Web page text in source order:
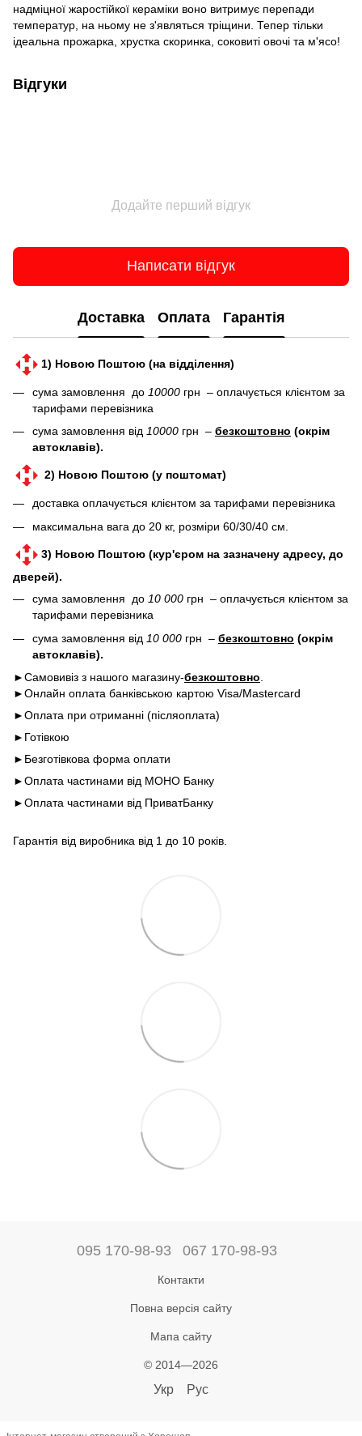
надміцної жаростійкої кераміки воно витримує перепади
температур, на ньому не з'являться тріщини. Тепер тільки
ідеальна прожарка, хрустка скоринка, соковиті овочі та м'ясо!
Відгуки
Додайте перший відгук
Написати відгук
Доставка Оплата Гарантія
1) Новою Поштою (на відділення)
сума замовлення до 10000 грн – оплачується клієнтом за
тарифами перевізника
сума замовлення від 10000 грн – безкоштовно (окрім
автоклавів).
2) Новою Поштою (у поштомат)
доставка оплачується клієнтом за тарифами перевізника
максимальна вага до 20 кг, розміри 60/30/40 см.
3) Новою Поштою (кур'єром на зазначену адресу, до
дверей).
сума замовлення до 10 000 грн – оплачується клієнтом за
тарифами перевізника
сума замовлення від 10 000 грн – безкоштовно (окрім
автоклавів).
►Самовивіз з нашого магазину-безкоштовно
►Онлайн оплата банківською картою Visa/Mastercard
►Оплата при отриманні (післяоплата)
►Готівкою
►Безготівкова форма оплати
►Оплата частинами від МОНО Банку
►Оплата частинами від ПриватБанку
Гарантія від виробника від 1 до 10 років.
095 170-98-93 067 170-98-93
Контакти
Повна версія сайту
Мапа сайту
© 2014—2026
Укр Рус